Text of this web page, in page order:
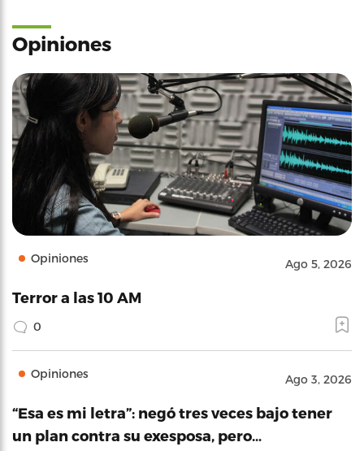
Opiniones
Opiniones Ago 5, 2026
Terror a las 10 AM
0
Opiniones Ago 3, 2026
“Esa es mi letra”: negó tres veces bajo tener
un plan contra su exesposa, pero…